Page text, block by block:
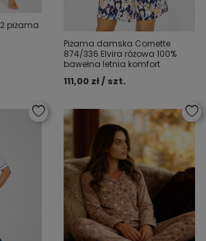
piżama
Piżama damska Cornette
874/336 Elvira różowa 100%
bawełna letnia komfort
111,00 zł / szt.